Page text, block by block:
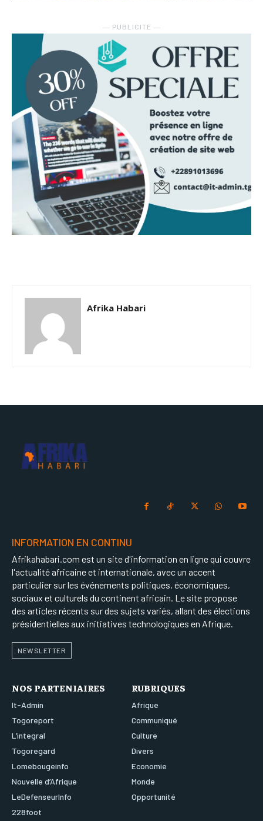
― PUBLICITE ―
Afrika Habari
INFORMATION EN CONTINU
Afrikahabari.com est un site d'information en ligne qui couvre
l'actualité africaine et internationale, avec un accent
particulier sur les événements politiques, économiques,
sociaux et culturels du continent africain. Le site propose
des articles récents sur des sujets variés, allant des élections
présidentielles aux initiatives technologiques en Afrique.
NEWSLETTER
NOS PARTENIAIRES
It-Admin
Togoreport
L’integral
Togoregard
Lomebougeinfo
Nouvelle d’Afrique
LeDefenseurInfo
228foot
RUBRIQUES
Afrique
Communiqué
Culture
Divers
Economie
Monde
Opportunité